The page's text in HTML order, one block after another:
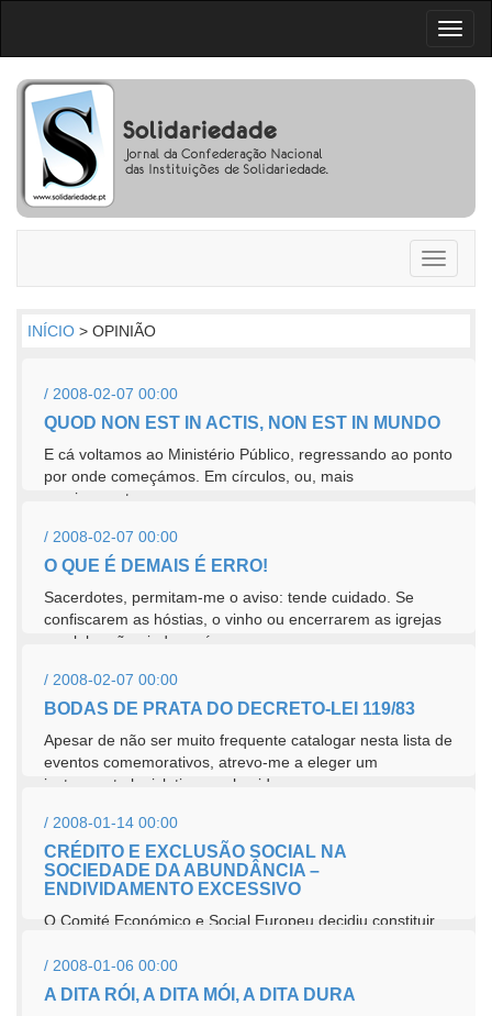
Toggle
INÍCIO > OPINIÃO
/ 2008-02-07 00:00
QUOD NON EST IN ACTIS, NON EST IN MUNDO
E cá voltamos ao Ministério Público, regressando ao ponto
por onde começámos. Em círculos, ou, mais
precisamente,...
/ 2008-02-07 00:00
O QUE É DEMAIS É ERRO!
Sacerdotes, permitam-me o aviso: tende cuidado. Se
confiscarem as hóstias, o vinho ou encerrarem as igrejas
a celebração ainda será...
/ 2008-02-07 00:00
BODAS DE PRATA DO DECRETO-LEI 119/83
Apesar de não ser muito frequente catalogar nesta lista de
eventos comemorativos, atrevo-me a eleger um
instrumento legislativo, conhecido como o...
/ 2008-01-14 00:00
CRÉDITO E EXCLUSÃO SOCIAL NA
SOCIEDADE DA ABUNDÂNCIA –
ENDIVIDAMENTO EXCESSIVO
O Comité Económico e Social Europeu decidiu constituir
sobre o tema acima indicado, este...
/ 2008-01-06 00:00
A DITA RÓI, A DITA MÓI, A DITA DURA